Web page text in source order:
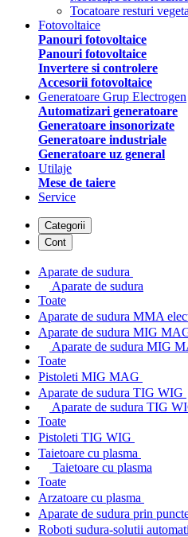
Tocatoare resturi
Fotovoltaice
Panouri fotovoltaice
Panouri fotovoltaice
Invertere si controlere
Accesorii fotovoltaice
Generatoare Grup Electrogen
Automatizari generatoare
Generatoare insonorizate
Generatoare industriale
Generatoare uz general
Utilaje
Mese de taiere
Service
Categorii
Cont
Aparate de sudura
Aparate de sudura
Toate
Aparate de sudura MMA
Aparate de sudura MIG
Aparate de sudura MIG
Toate
Pistoleti MIG MAG
Aparate de sudura TIG WIG
Aparate de sudura TIG
Toate
Pistoleti TIG WIG
Taietoare cu plasma
Taietoare cu plasma
Toate
Arzatoare cu plasma
Aparate de sudura prin
Roboti sudura-solutii